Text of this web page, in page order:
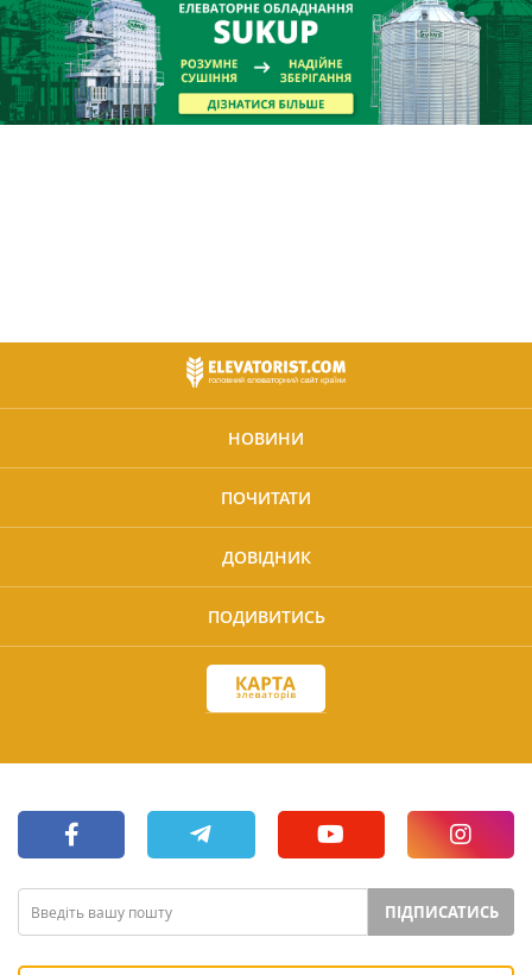
НОВИНИ
ПОЧИТАТИ
ДОВІДНИК
ПОДИВИТИСЬ
ПІДПИСАТИСЬ